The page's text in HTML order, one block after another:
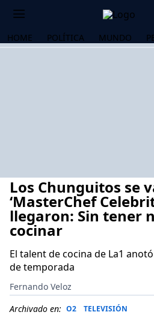
HOME POLÍTICA MUNDO
Los Chunguitos se
‘MasterChef
llegaron: Sin tener
cocinar
El talent de cocina de La1
de temporada
Fernando Veloz
Archivado en: O2 TELEVISIÓN